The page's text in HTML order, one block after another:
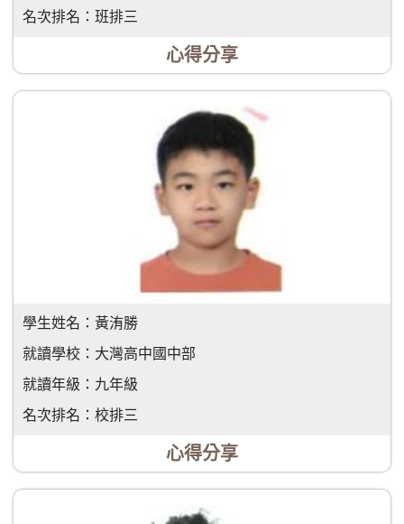
名次排名： 班排三
心得分享
學生姓名： 黃洧勝
就讀學校： 大灣高中國中部
就讀年級： 九年級
名次排名： 校排三
心得分享